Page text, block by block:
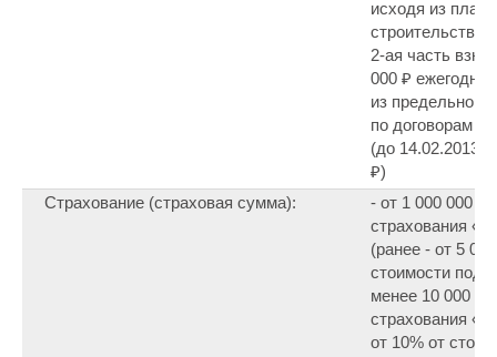
исходя из
строительства
2-ая часть
000 ₽ ежегодно
из предельного
по договорам
(до 14.02.2013 -
₽)
Страхование (страховая сумма):
- от 1 000 000 ₽
страхования
(ранее - от 5
стоимости
менее 10 000
страхования
от 10% от